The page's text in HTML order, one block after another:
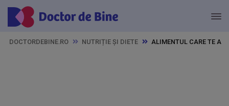
DOCTORDEBINE.RO NUTRIȚIE ȘI DIETE ALIMENTUL CARE TE